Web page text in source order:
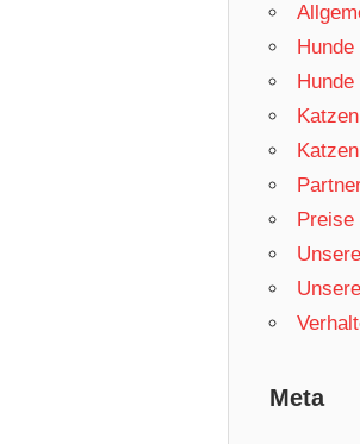
Hunde
Hunde
Katzen
Katzen
Preise
Meta